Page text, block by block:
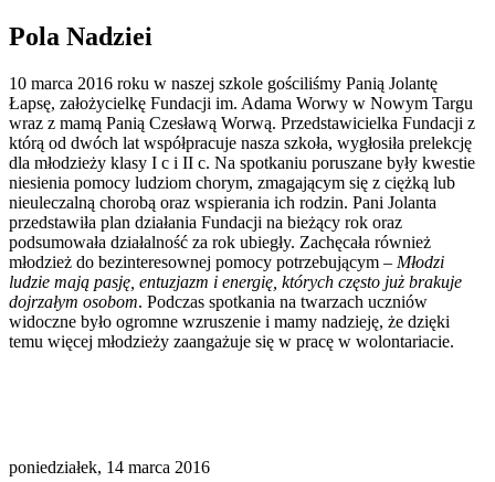
Pola Nadziei
10 marca 2016 roku w naszej szkole gościliśmy Panią Jolantę
Łapsę, założycielkę Fundacji im. Adama Worwy w Nowym Targu
wraz z mamą Panią Czesławą Worwą. Przedstawicielka Fundacji z
którą od dwóch lat współpracuje nasza szkoła, wygłosiła prelekcję
dla młodzieży klasy I c i II c. Na spotkaniu poruszane były kwestie
niesienia pomocy ludziom chorym, zmagającym się z ciężką lub
nieuleczalną chorobą oraz wspierania ich rodzin. Pani Jolanta
przedstawiła plan działania Fundacji na bieżący rok oraz
podsumowała działalność za rok ubiegły. Zachęcała również
młodzież do bezinteresownej pomocy potrzebującym – Młodzi
ludzie mają pasję, entuzjazm i energię, których często już brakuje
dojrzałym osobom. Podczas spotkania na twarzach uczniów
widoczne było ogromne wzruszenie i mamy nadzieję, że dzięki
temu więcej młodzieży zaangażuje się w pracę w wolontariacie.
poniedziałek, 14 marca 2016